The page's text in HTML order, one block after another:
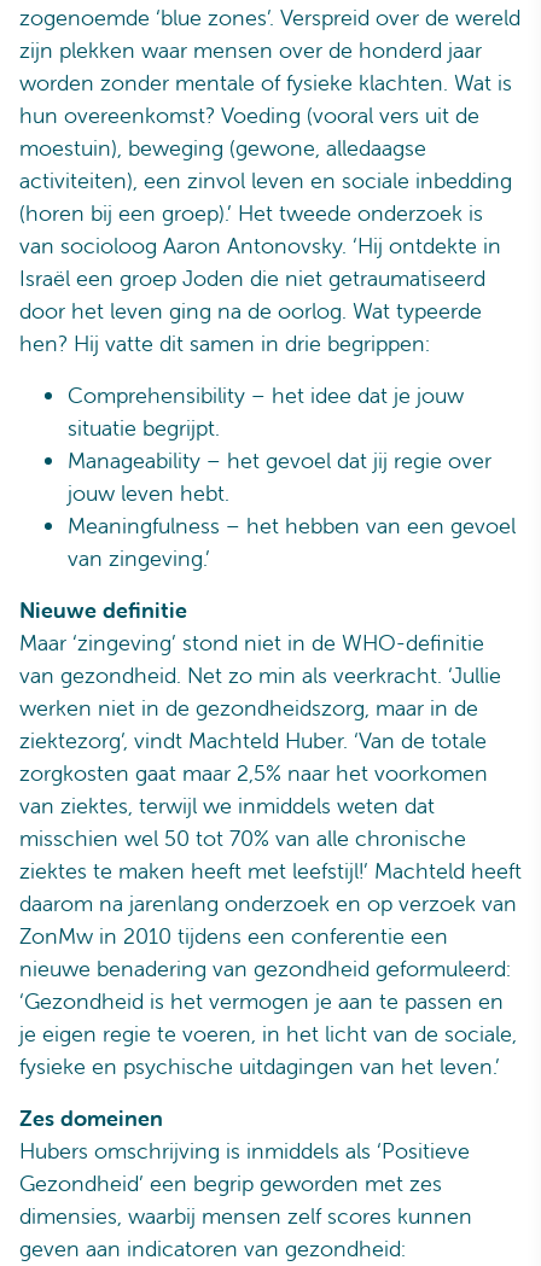
zogenoemde ‘blue zones’. Verspreid over de wereld
zijn plekken waar mensen over de honderd jaar
worden zonder mentale of fysieke klachten. Wat is
hun overeenkomst? Voeding (vooral vers uit de
moestuin), beweging (gewone, alledaagse
activiteiten), een zinvol leven en sociale inbedding
(horen bij een groep).’ Het tweede onderzoek is
van socioloog Aaron Antonovsky. ‘Hij ontdekte in
Israël een groep Joden die niet getraumatiseerd
door het leven ging na de oorlog. Wat typeerde
hen? Hij vatte dit samen in drie begrippen:
Comprehensibility – het idee dat je jouw
situatie begrijpt.
Manageability – het gevoel dat jij regie over
jouw leven hebt.
Meaningfulness – het hebben van een gevoel
van zingeving.’
Nieuwe definitie
Maar ‘zingeving’ stond niet in de WHO-definitie
van gezondheid. Net zo min als veerkracht. ‘Jullie
werken niet in de gezondheidszorg, maar in de
ziektezorg’, vindt Machteld Huber. ‘Van de totale
zorgkosten gaat maar 2,5% naar het voorkomen
van ziektes, terwijl we inmiddels weten dat
misschien wel 50 tot 70% van alle chronische
ziektes te maken heeft met leefstijl!’ Machteld heeft
daarom na jarenlang onderzoek en op verzoek van
ZonMw in 2010 tijdens een conferentie een
nieuwe benadering van gezondheid geformuleerd:
‘Gezondheid is het vermogen je aan te passen en
je eigen regie te voeren, in het licht van de sociale,
fysieke en psychische uitdagingen van het leven.’
Zes domeinen
Hubers omschrijving is inmiddels als ‘Positieve
Gezondheid’ een begrip geworden met zes
dimensies, waarbij mensen zelf scores kunnen
geven aan indicatoren van gezondheid: